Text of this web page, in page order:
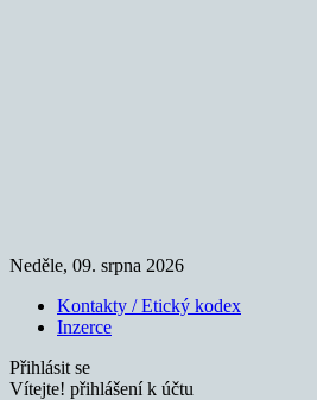
Neděle, 09. srpna 2026
Kontakty / Etický kodex
Inzerce
Přihlásit se
Vítejte! přihlášení k účtu